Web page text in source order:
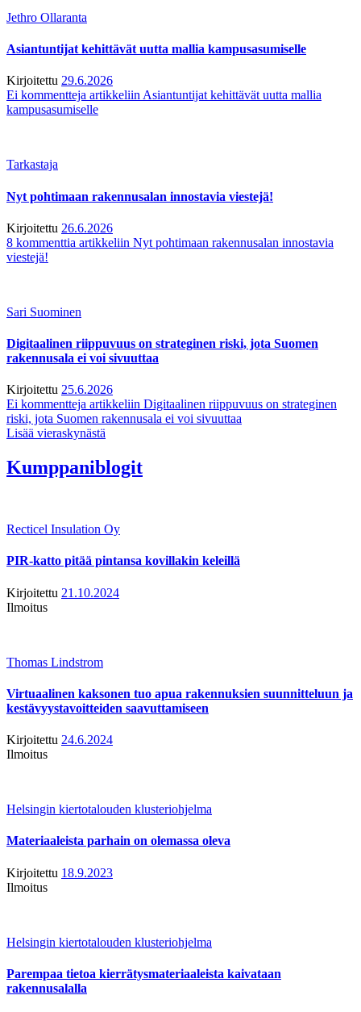
Jethro Ollaranta
Asiantuntijat kehittävät uutta mallia kampusasumiselle
Kirjoitettu 29.6.2026
Ei kommentteja artikkeliin Asiantuntijat kehittävät uutta mallia
kampusasumiselle
Tarkastaja
Nyt pohtimaan rakennusalan innostavia viestejä!
Kirjoitettu 26.6.2026
8 kommenttia artikkeliin Nyt pohtimaan rakennusalan innostavia
viestejä!
Sari Suominen
Digitaalinen riippuvuus on strateginen riski, jota Suomen
rakennusala ei voi sivuuttaa
Kirjoitettu 25.6.2026
Ei kommentteja artikkeliin Digitaalinen riippuvuus on strateginen
riski, jota Suomen rakennusala ei voi sivuuttaa
Lisää vieraskynästä
Kumppaniblogit
Recticel Insulation Oy
PIR-katto pitää pintansa kovillakin keleillä
Kirjoitettu 21.10.2024
Ilmoitus
Thomas Lindstrom
Virtuaalinen kaksonen tuo apua rakennuksien suunnitteluun ja
kestävyystavoitteiden saavuttamiseen
Kirjoitettu 24.6.2024
Ilmoitus
Helsingin kiertotalouden klusteriohjelma
Materiaaleista parhain on olemassa oleva
Kirjoitettu 18.9.2023
Ilmoitus
Helsingin kiertotalouden klusteriohjelma
Parempaa tietoa kierrätysmateriaaleista kaivataan
rakennusalalla